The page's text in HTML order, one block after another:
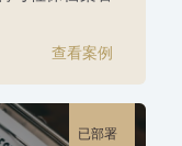
查看案例
已部署